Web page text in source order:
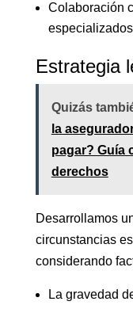
Colaboración
especializados
Estrategia
Quizás
la
pagar? Guía
derechos
Desarrollamos
circunstancias
considerando
La gravedad